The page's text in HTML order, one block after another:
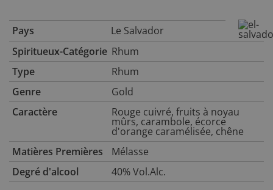
Pays
Le Salvador
Spiritueux-Catégorie Rhum
Type
Rhum
Genre
Gold
Caractère
Rouge cuivré, fruits à noyau
mûrs, carambole, écorce
d'orange caramélisée, chêne
Matières Premières
Mélasse
Degré d'alcool
40% Vol.Alc.